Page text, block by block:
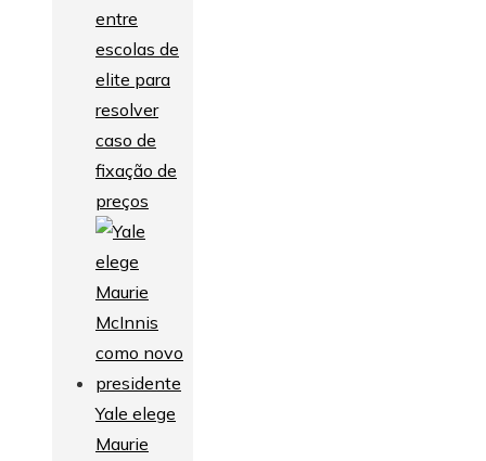
entre
escolas de
elite para
resolver
caso de
fixação de
preços
Yale elege
Maurie